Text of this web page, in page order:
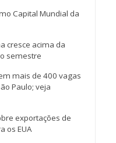
Capital Mundial da
cresce acima da
semestre
mais de 400 vagas
Paulo; veja
exportações de
os EUA